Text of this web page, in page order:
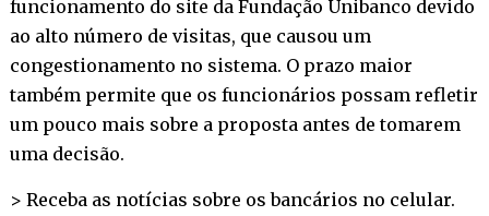
funcionamento do site da Fundação Unibanco devido
ao alto número de visitas, que causou um
congestionamento no sistema. O prazo maior
também permite que os funcionários possam refletir
um pouco mais sobre a proposta antes de tomarem
uma decisão.
> Receba as notícias sobre os bancários no celular.